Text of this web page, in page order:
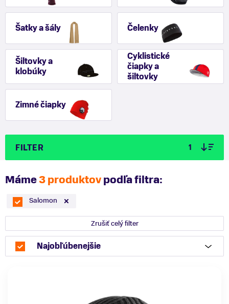
Šatky a šály Čelenky
Šiltovky a
klobúky
Cyklistické
čiapky a
šiltovky
Zimné čiapky
FILTER 1
Máme3 produktovpodľa filtra:
Salomon
Zrušiť celý filter
Najobľúbenejšie